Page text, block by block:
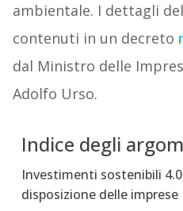
ambientale. I dettagli
contenuti in un decreto
dal Ministro delle
Adolfo Urso.
Indice degli
Investimenti sostenibili
disposizione delle imprese